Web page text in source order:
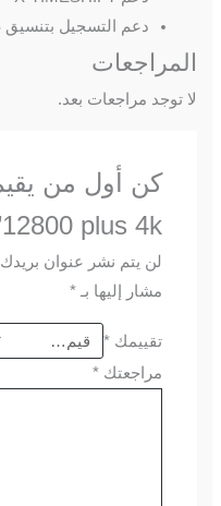
دعم التسجيل بتنسيق TS أو PS
المراجعات
لا توجد مراجعات بعد.
12800 plus 4k”
لن يتم نشر عنوان بريدك
مشار إليها بـ *
تقييمك *
مراجعتك *